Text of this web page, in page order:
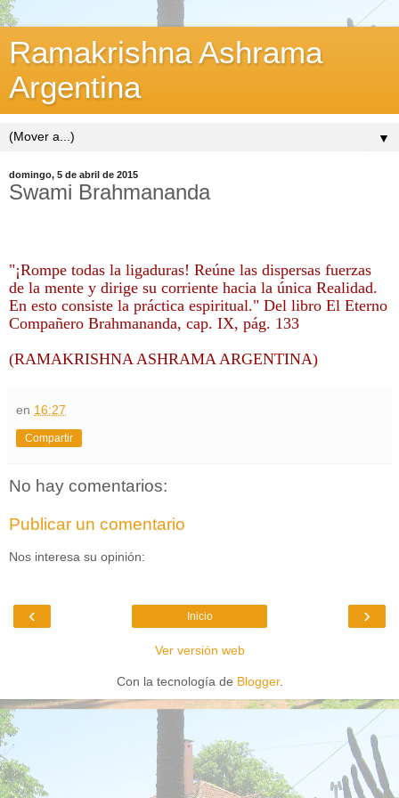
Ramakrishna Ashrama
Argentina
▼
domingo, 5 de abril de 2015
Swami Brahmananda
"¡Rompe todas la ligaduras! Reúne las dispersas fuerzas
de la mente y dirige su corriente hacia la única Realidad.
En esto consiste la práctica espiritual." Del libro El Eterno
Compañero Brahmananda, cap. IX, pág. 133
(RAMAKRISHNA ASHRAMA ARGENTINA)
en 16:27
Compartir
No hay comentarios:
Publicar un comentario
Nos interesa su opinión:
‹ ›
Inicio
Ver versión web
Con la tecnología de Blogger.